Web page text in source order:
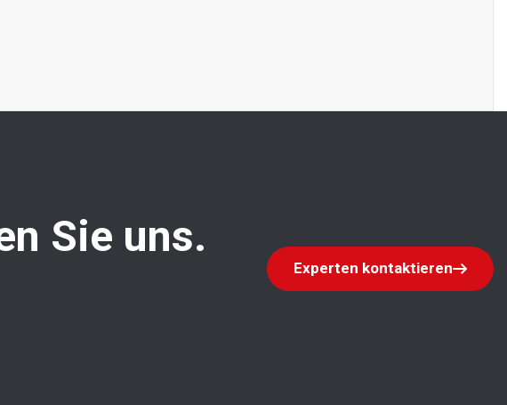
Sie uns.
Experten kontaktieren